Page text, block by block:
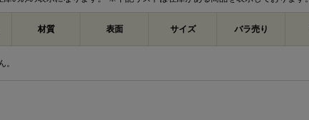
材質 表面 サイズ バラ売り
。